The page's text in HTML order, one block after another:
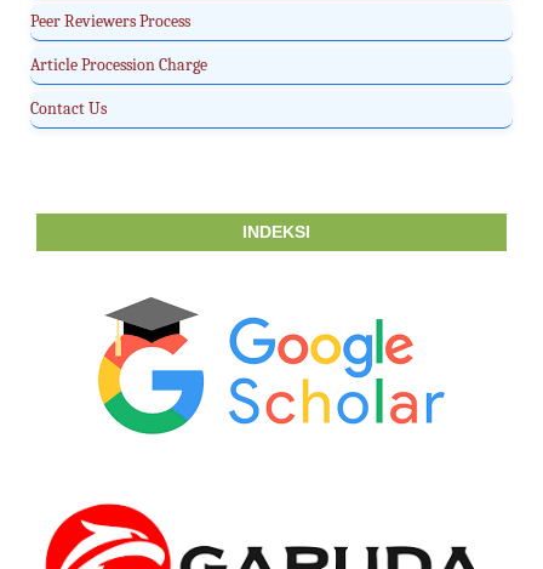
Peer Reviewers Process
Article Procession Charge
Contact Us
INDEKSI